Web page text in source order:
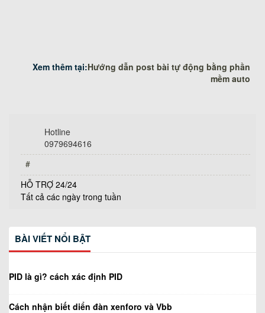
Xem thêm tại:Hướng dẫn post bài tự động bằng phần
mềm auto
Hotline
0979694616
#
HỖ TRỢ 24/24
Tất cả các ngày trong tuần
BÀI VIẾT NỔI BẬT
PID là gì? cách xác định PID
Cách nhận biết diển đàn xenforo và Vbb